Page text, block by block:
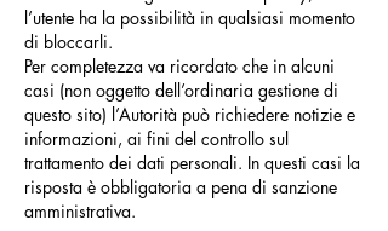
l’utente ha la possibilità in qualsiasi momento
di bloccarli.
Per completezza va ricordato che in alcuni
casi (non oggetto dell’ordinaria gestione di
questo sito) l’Autorità può richiedere notizie e
informazioni, ai fini del controllo sul
trattamento dei dati personali. In questi casi la
risposta è obbligatoria a pena di sanzione
amministrativa.